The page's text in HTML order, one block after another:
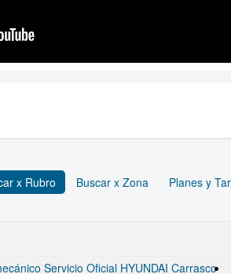
x Rubro Buscar x Zona Planes y
Servicio Oficial HYUNDAI Carrasco